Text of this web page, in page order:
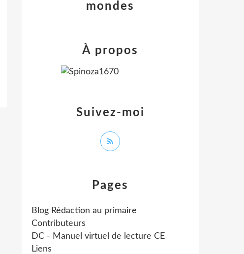
Pages
Blog Rédaction au primaire
Contributeurs
DC - Manuel virtuel de lecture CE
Liens
mondes
Suivez-moi
À propos